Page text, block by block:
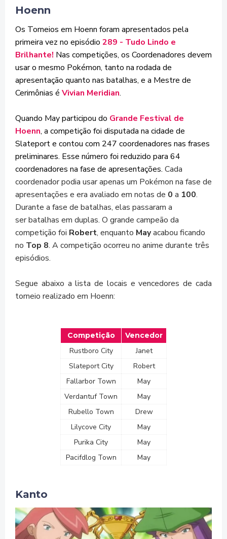
Hoenn
Os Torneios em Hoenn foram apresentados pela
primeira vez no episódio 289 - Tudo Lindo e
Brilhante! Nas competições, os Coordenadores devem
usar o mesmo Pokémon, tanto na rodada de
apresentação quanto nas batalhas, e a Mestre de
Cerimônias é Vivian Meridian.
Quando May participou do Grande Festival de
Hoenn, a competição foi disputada na cidade de
Slateport e contou com 247 coordenadores nas frases
preliminares. Esse número foi reduzido para 64
coordenadores na fase de apresentações. Cada
coordenador podia usar apenas um Pokémon na fase de
apresentações e era avaliado em notas de 0 a 100.
Durante a fase de batalhas, elas passaram a
serbatalhas em duplas. O grande campeão da
competição foi Robert, enquanto Mayacabou ficando
no Top 8. A competição ocorreu no anime durante três
episódios.
Segue abaixo a lista de locais e vencedores de cada
torneio realizado em Hoenn:
Competição Vencedor
Rustboro City
Janet
Slateport City
Robert
Fallarbor Town
May
Verdantuf Town
May
Rubello Town
Drew
Lilycove City
May
Purika City
May
Pacifdlog Town
May
Kanto